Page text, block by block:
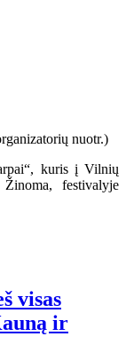
kuris į Vilnių
festivalyje
visas
ir